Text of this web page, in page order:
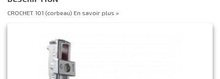
CROCHET 101 (corbeau) En savoir plus »